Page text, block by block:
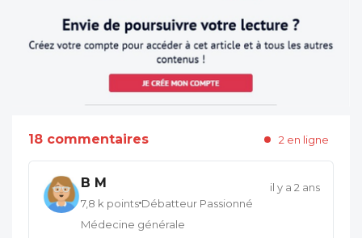
18 commentaires 2 en ligne
B M
7,8 k points Débatteur Passionné
Médecine générale
il y a 2 ans